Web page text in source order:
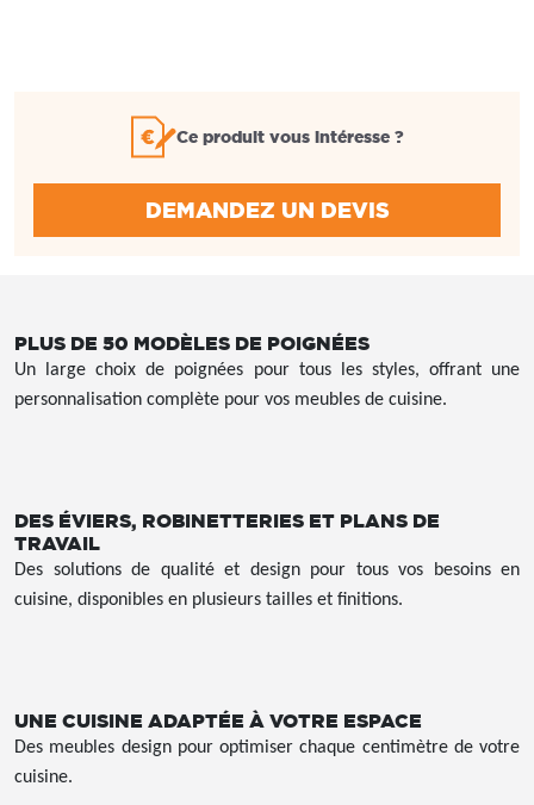
Ce produit vous intéresse ?
DEMANDEZ UN DEVIS
PLUS DE 50 MODÈLES DE POIGNÉES
Un large choix de poignées pour tous les styles, offrant une
personnalisation complète pour vos meubles de cuisine.
DES ÉVIERS, ROBINETTERIES ET PLANS DE
TRAVAIL
Des solutions de qualité et design pour tous vos besoins en
cuisine, disponibles en plusieurs tailles et finitions.
UNE CUISINE ADAPTÉE À VOTRE ESPACE
Des meubles design pour optimiser chaque centimètre de votre
cuisine.